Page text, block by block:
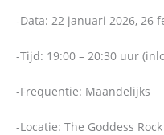
-Data: 22 januari 2026, 26
-Tijd: 19:00 – 20:30 uur
-Frequentie: Maandelijks
-Locatie: The Goddess